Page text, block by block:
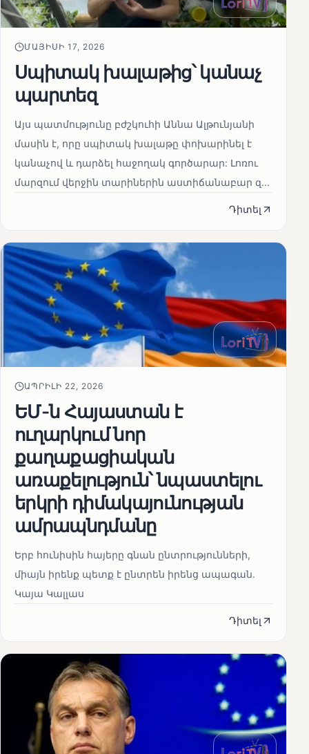
ՄԱՅԻՍԻ 17, 2026
Սպիտակ խալաթից՝ կանաչ
պարտեզ
Այս պատմությունը բժշկուհի Աննա Ալթունյանի
մասին է, որը սպիտակ խալաթը փոխարինել է
կանաչով և դարձել հաջողակ գործարար: Լոռու
մարզում վերջին տարիներին աստիճանաբար զ...
Դիտել
ԱՊՐԻԼԻ 22, 2026
ԵՄ-ն Հայաստան է
ուղարկում նոր
քաղաքացիական
առաքելություն՝ նպաստելու
երկրի դիմակայունության
ամրապնդմանը
Երբ հունիսին հայերը գնան ընտրությունների,
միայն իրենք պետք է ընտրեն իրենց ապագան.
Կայա Կալլաս
Դիտել